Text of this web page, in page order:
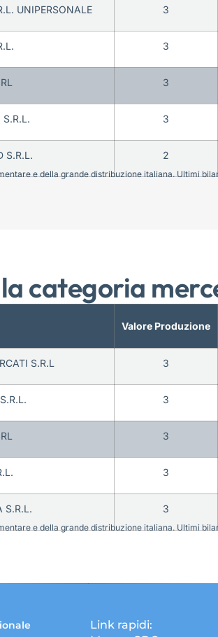
UNIPERSONALE 3
3
3
S.R.L. 3
S.R.L. 2
e della grande distribuzione italiana. Ultimi
categoria
Valore Produzione
S.R.L 3
3
3
3
S.R.L. 3
e della grande distribuzione italiana. Ultimi
Link rapidi: